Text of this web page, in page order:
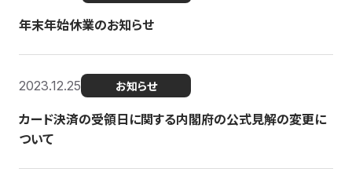
年末年始休業のお知らせ
2023.12.25 お知らせ
カード決済の受領日に関する内閣府の公式見解の変更に
ついて